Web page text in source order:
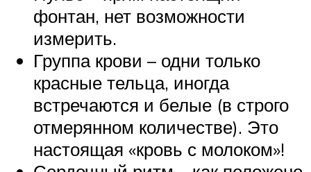
фонтан, нет возможности
измерить.
Группа крови – одни только
красные тельца, иногда
встречаются и белые (в строго
отмерянном количестве). Это
настоящая «кровь с молоком»!